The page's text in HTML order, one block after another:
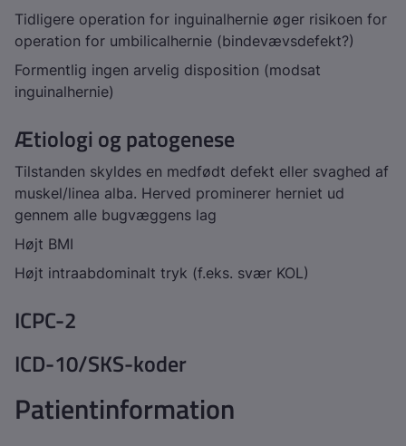
Tidligere operation for inguinalhernie øger risikoen for
operation for umbilicalhernie (bindevævsdefekt?)
Formentlig ingen arvelig disposition (modsat
inguinalhernie)
Ætiologi og patogenese
Tilstanden skyldes en medfødt defekt eller svaghed af
muskel/linea alba. Herved prominerer herniet ud
gennem alle bugvæggens lag
Højt BMI
Højt intraabdominalt tryk (f.eks. svær KOL)
ICPC-2
ICD-10/SKS-koder
Patientinformation